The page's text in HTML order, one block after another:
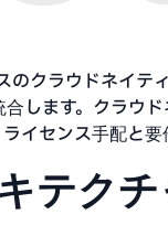
クラウドネイテ
します。クラウ
イセンス手配と要
テク